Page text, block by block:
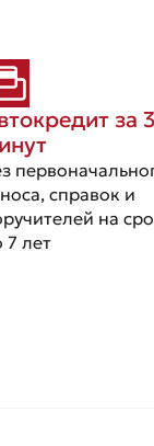
за
справок и
на
7 лет